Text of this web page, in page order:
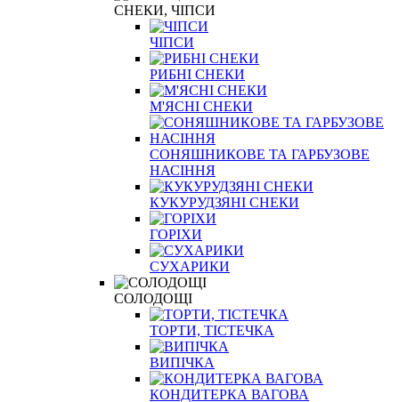
СНЕКИ, ЧІПСИ
ЧІПСИ
РИБНІ СНЕКИ
М'ЯСНІ СНЕКИ
СОНЯШНИКОВЕ ТА ГАРБУЗОВЕ
НАСІННЯ
КУКУРУДЗЯНІ СНЕКИ
ГОРІХИ
СУХАРИКИ
СОЛОДОЩІ
ТОРТИ, ТІСТЕЧКА
ВИПІЧКА
КОНДИТЕРКА ВАГОВА